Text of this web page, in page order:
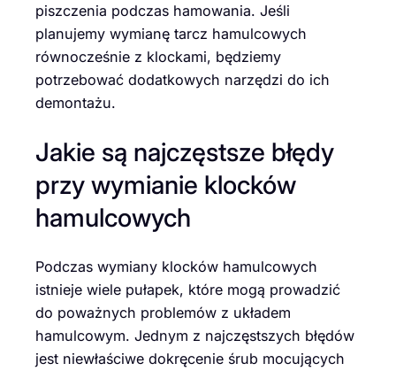
piszczenia podczas hamowania. Jeśli
planujemy wymianę tarcz hamulcowych
równocześnie z klockami, będziemy
potrzebować dodatkowych narzędzi do ich
demontażu.
Jakie są najczęstsze błędy
przy wymianie klocków
hamulcowych
Podczas wymiany klocków hamulcowych
istnieje wiele pułapek, które mogą prowadzić
do poważnych problemów z układem
hamulcowym. Jednym z najczęstszych błędów
jest niewłaściwe dokręcenie śrub mocujących